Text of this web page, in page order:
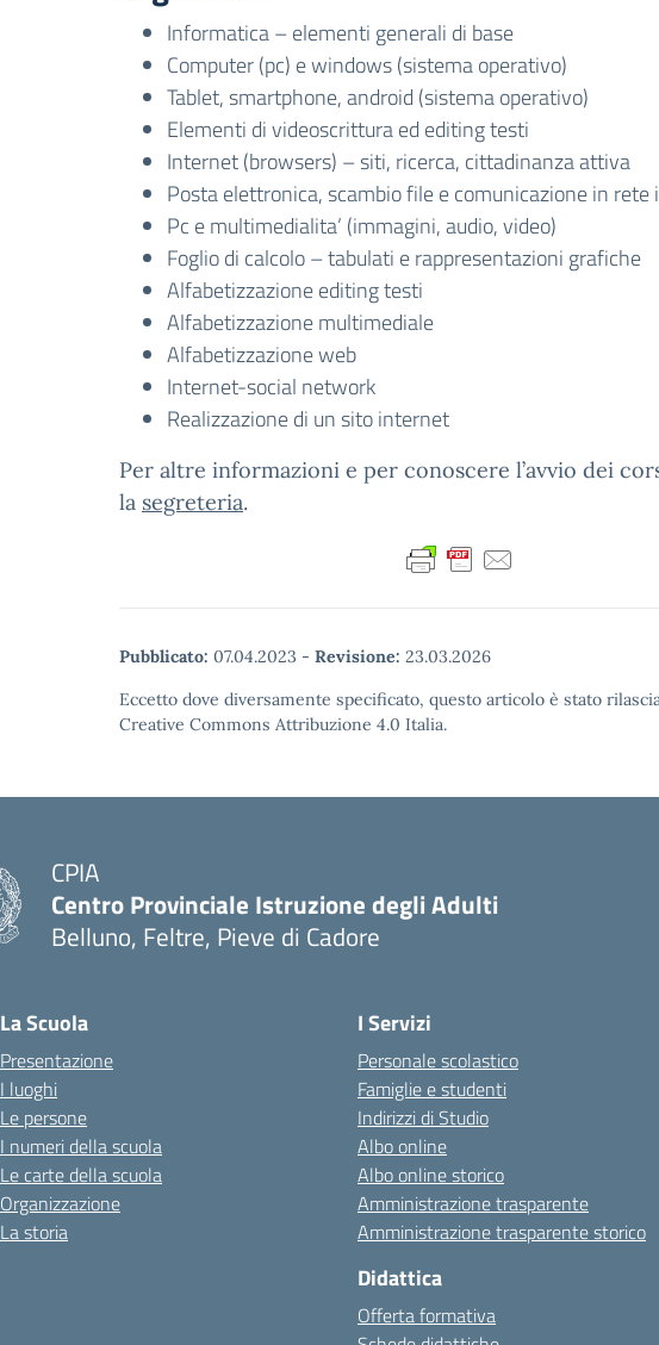
Informatica – elementi generali di base
Computer (pc) e windows (sistema operativo)
Tablet, smartphone, android (sistema operativo)
Elementi di videoscrittura ed editing testi
Internet (browsers) – siti, ricerca, cittadinanza attiva
Posta elettronica, scambio file e comunicazione in
Pc e multimedialita’ (immagini, audio, video)
Foglio di calcolo – tabulati e rappresentazioni grafiche
Alfabetizzazione editing testi
Alfabetizzazione multimediale
Alfabetizzazione web
Internet-social network
Realizzazione di un sito internet
Per altre informazioni e per conoscere l’avvio dei
la segreteria.
Pubblicato: 07.04.2023 - Revisione: 23.03.2026
Eccetto dove diversamente specificato, questo articolo è stato
Creative Commons Attribuzione 4.0 Italia.
CPIA
Centro Provinciale Istruzione degli Adulti
Belluno, Feltre, Pieve di Cadore
La Scuola
Presentazione
I luoghi
Le persone
I numeri della scuola
Le carte della scuola
Organizzazione
La storia
I Servizi
Personale scolastico
Famiglie e studenti
Indirizzi di Studio
Albo online
Albo online storico
Amministrazione trasparente
Amministrazione trasparente storico
Didattica
Offerta formativa